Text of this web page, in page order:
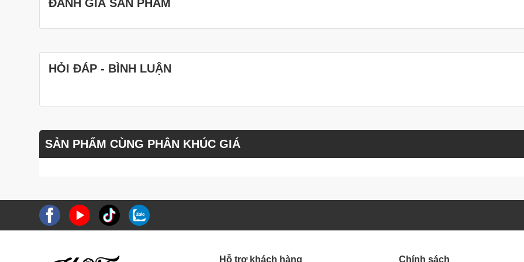
ĐÁNH GIÁ SẢN PHẨM
HỎI ĐÁP - BÌNH LUẬN
SẢN PHẨM CÙNG PHÂN KHÚC GIÁ
Hỗ trợ khách hàng Chính sách